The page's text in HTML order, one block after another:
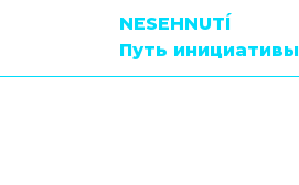
NESEHNUTÍ
Путь инициативы